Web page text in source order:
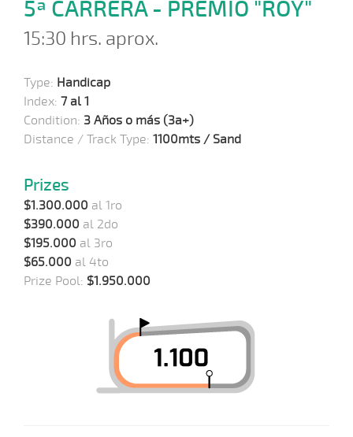
5ª CARRERA - PREMIO "ROY"
15:30 hrs. aprox.
Type: Handicap
Index: 7 al 1
Condition: 3 Años o más (3a+)
Distance / Track Type: 1100mts / Sand
Prizes
$1.300.000 al 1ro
$390.000 al 2do
$195.000 al 3ro
$65.000 al 4to
Prize Pool: $1.950.000